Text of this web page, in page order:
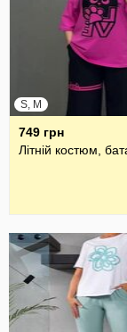
S, M
749 грн
Літній костюм,